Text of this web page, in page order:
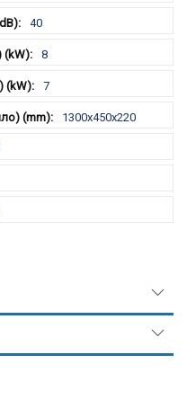
40
8
7
1300x450x220